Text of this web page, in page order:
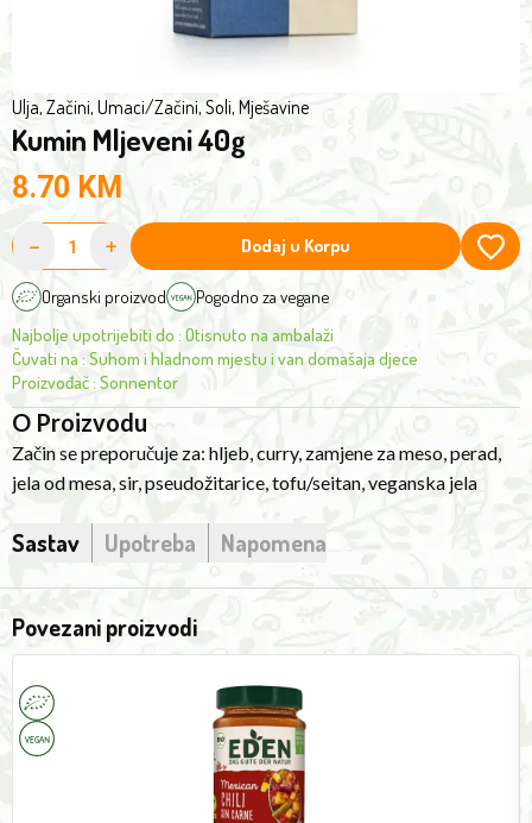
Ulja, Začini, Umaci/Začini, Soli, Mješavine
Kumin Mljeveni 40g
8.70 KM
O Proizvodu
Začin se preporučuje za: hljeb, curry, zamjene za meso, perad,
jela od mesa, sir, pseudožitarice, tofu/seitan, veganska jela
- + Dodaj u Korpu
Organski proizvod Pogodno za vegane
Najbolje upotrijebiti do : Otisnuto na ambalaži
Čuvati na : Suhom i hladnom mjestu i van domašaja djece
Proizvođač: Sonnentor
Sastav Upotreba Napomena
Povezani proizvodi
Chilli
Sin
Carne
400g